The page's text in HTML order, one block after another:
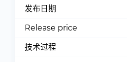
发布日期
Release price
技术过程